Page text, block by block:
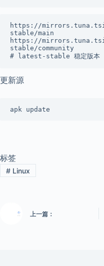
https://
stable/main
https://
stable/community
# latest-stable 稳定版本
更新源
apk update
标签
#Linux
上一篇：